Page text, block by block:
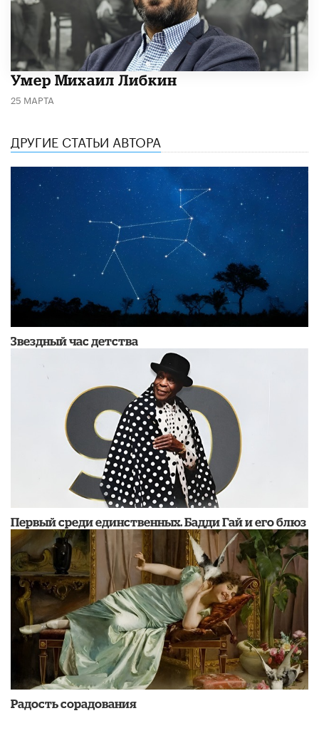
​Умер Михаил Либкин
25 МАРТА
ДРУГИЕ СТАТЬИ АВТОРА
Звездный час детства
Первый среди единственных. Бадди Гай и его блюз
Радость сорадования